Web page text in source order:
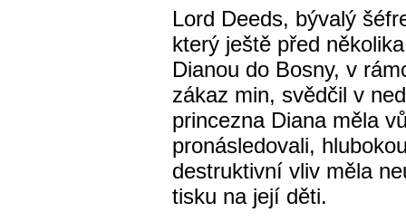
Lord Deeds, bývalý
který ještě před
Dianou do Bosny, v
zákaz min, svědčil v
princezna Diana měla
pronásledovali,
destruktivní vliv měla
tisku na její děti.